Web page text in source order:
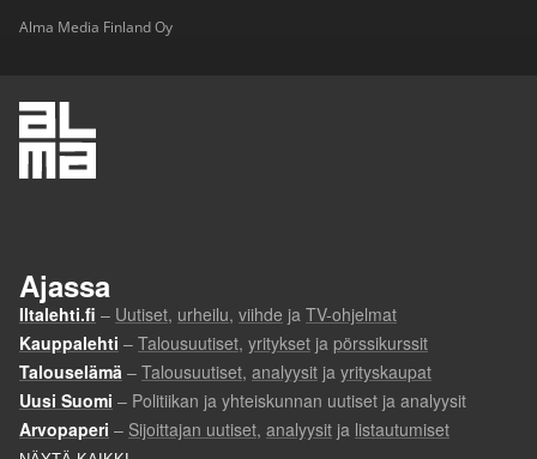
Alma Media Finland Oy